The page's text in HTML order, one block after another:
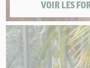
VOIR LES